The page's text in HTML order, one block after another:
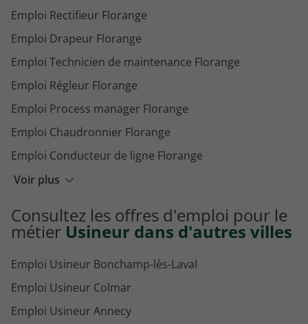
Voir plus
Emploi Rectifieur Florange
Emploi Drapeur Florange
Emploi Technicien de maintenance Florange
Emploi Régleur Florange
Emploi Process manager Florange
Emploi Chaudronnier Florange
Emploi Conducteur de ligne Florange
Emploi Electricien de maintenance Florange
Emploi Tourneur Florange
Consultez les offres d'emploi pour le
métier Usineur dans d'autres villes
Emploi Usineur Bonchamp-lès-Laval
Emploi Usineur Colmar
Emploi Usineur Annecy